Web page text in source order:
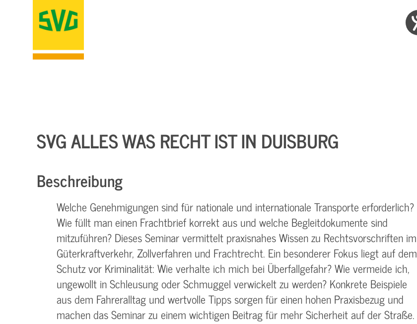
SVG ALLES WAS RECHT IST IN DUISBURG
Beschreibung
Welche Genehmigungen sind für nationale und internationale Transporte erforderlich?
Wie füllt man einen Frachtbrief korrekt aus und welche Begleitdokumente sind
mitzuführen? Dieses Seminar vermittelt praxisnahes Wissen zu Rechtsvorschriften im
Güterkraftverkehr, Zollverfahren und Frachtrecht. Ein besonderer Fokus liegt auf dem
Schutz vor Kriminalität: Wie verhalte ich mich bei Überfallgefahr? Wie vermeide ich,
ungewollt in Schleusung oder Schmuggel verwickelt zu werden? Konkrete Beispiele
aus dem Fahreralltag und wertvolle Tipps sorgen für einen hohen Praxisbezug und
machen das Seminar zu einem wichtigen Beitrag für mehr Sicherheit auf der Straße.